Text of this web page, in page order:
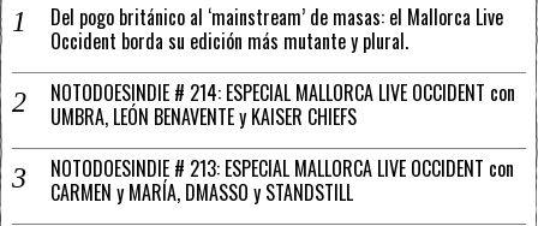
Del pogo británico al ‘mainstream’ de masas: el Mallorca Live
Occident borda su edición más mutante y plural.
NOTODOESINDIE # 214: ESPECIAL MALLORCA LIVE OCCIDENT con
UMBRA, LEÓN BENAVENTE y KAISER CHIEFS
NOTODOESINDIE # 213: ESPECIAL MALLORCA LIVE OCCIDENT con
CARMEN y MARÍA, DMASSO y STANDSTILL